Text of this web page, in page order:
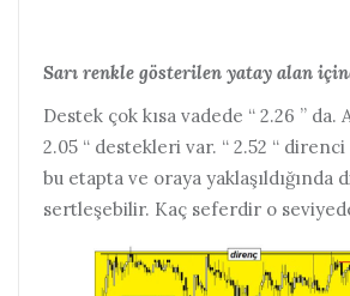
Sarı renkle gösterilen yatay alan
Destek çok kısa vadede “ 2.26 ” da.
2.05 “ destekleri var. “ 2.52 “
bu etapta ve oraya yaklaşıldığında
sertleşebilir. Kaç seferdir o